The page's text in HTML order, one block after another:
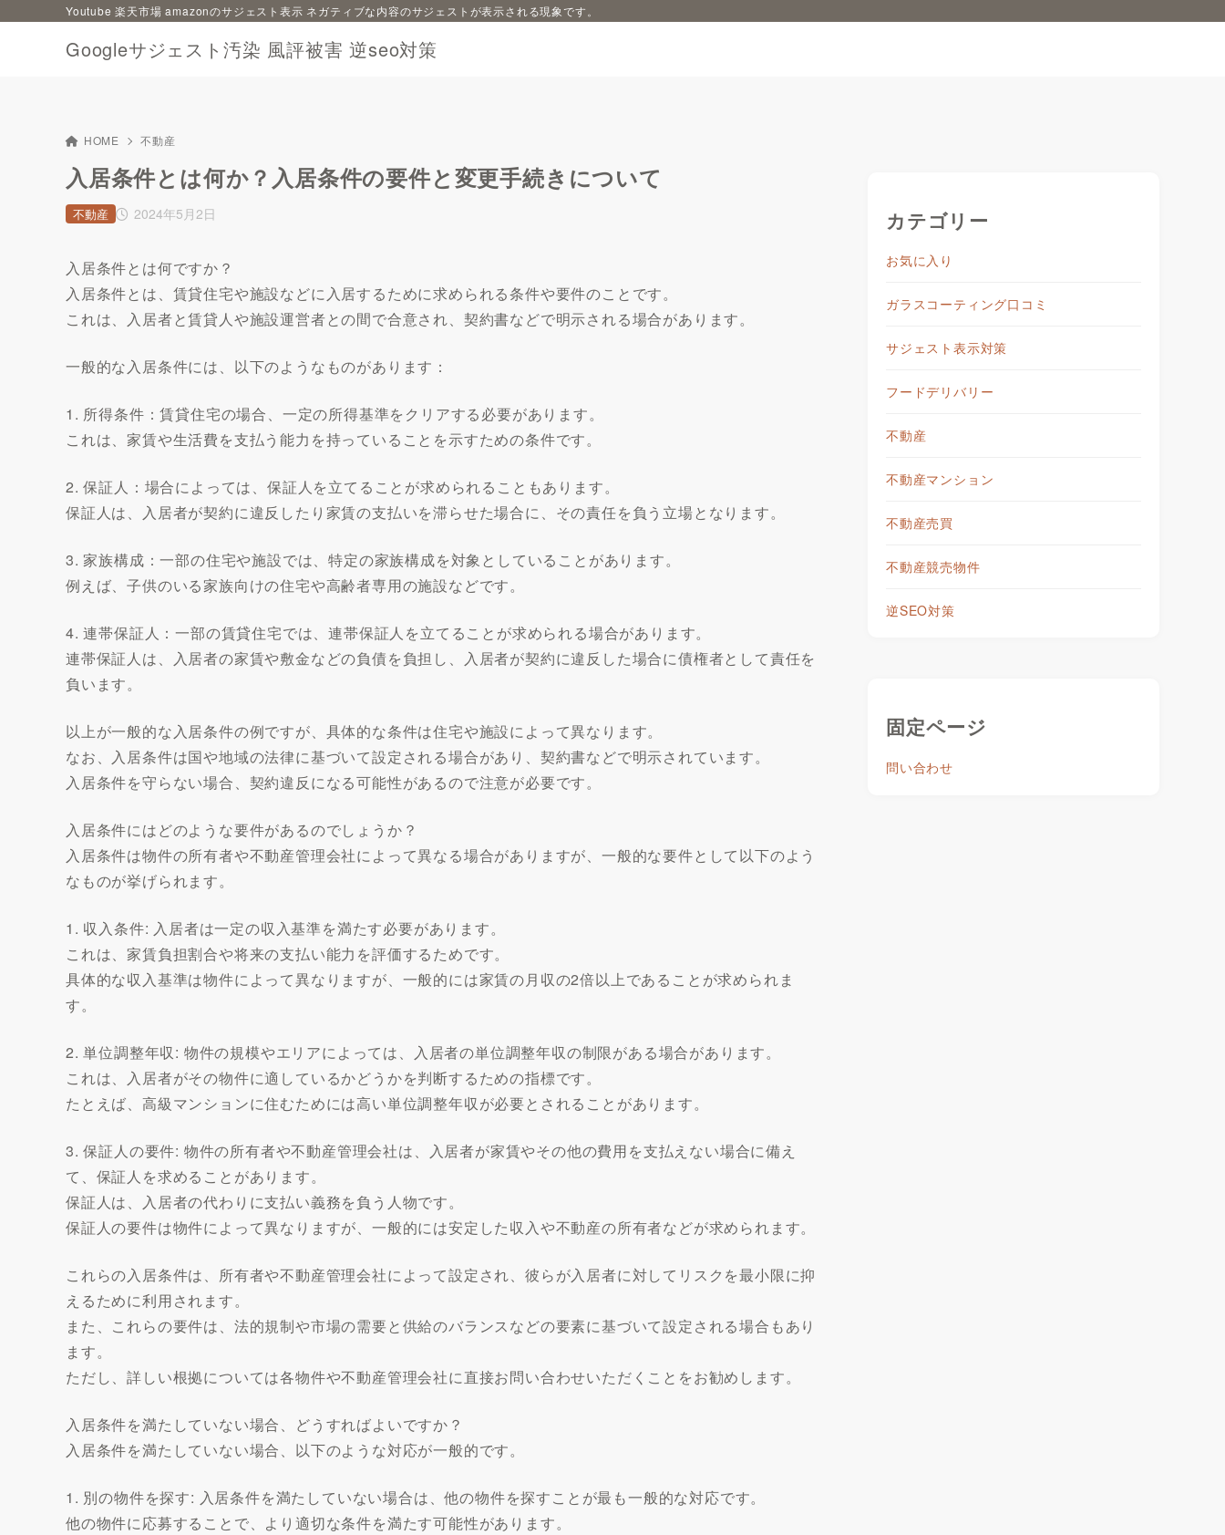
Googleサジェスト汚染 風評被害 逆seo対策
Youtube 楽天市場 amazonのサジェスト表示 ネガティブな内容のサジェストが表示される現象です。
HOME 不動産
入居条件とは何か？入居条件の要件と変更手続きについて
2024年5月2日
不動産
入居条件とは何ですか？
入居条件とは、賃貸住宅や施設などに入居するために求められる条件や要件のことです。
これは、入居者と賃貸人や施設運営者との間で合意され、契約書などで明示される場合があります。
一般的な入居条件には、以下のようなものがあります：
1. 所得条件：賃貸住宅の場合、一定の所得基準をクリアする必要があります。
これは、家賃や生活費を支払う能力を持っていることを示すための条件です。
2. 保証人：場合によっては、保証人を立てることが求められることもあります。
保証人は、入居者が契約に違反したり家賃の支払いを滞らせた場合に、その責任を負う立場となります。
3. 家族構成：一部の住宅や施設では、特定の家族構成を対象としていることがあります。
例えば、子供のいる家族向けの住宅や高齢者専用の施設などです。
4. 連帯保証人：一部の賃貸住宅では、連帯保証人を立てることが求められる場合があります。
連帯保証人は、入居者の家賃や敷金などの負債を負担し、入居者が契約に違反した場合に債権者として責任を
負います。
以上が一般的な入居条件の例ですが、具体的な条件は住宅や施設によって異なります。
なお、入居条件は国や地域の法律に基づいて設定される場合があり、契約書などで明示されています。
入居条件を守らない場合、契約違反になる可能性があるので注意が必要です。
入居条件にはどのような要件があるのでしょうか？
入居条件は物件の所有者や不動産管理会社によって異なる場合がありますが、一般的な要件として以下のよう
なものが挙げられます。
1. 収入条件: 入居者は一定の収入基準を満たす必要があります。
これは、家賃負担割合や将来の支払い能力を評価するためです。
具体的な収入基準は物件によって異なりますが、一般的には家賃の月収の2倍以上であることが求められま
す。
2. 単位調整年収: 物件の規模やエリアによっては、入居者の単位調整年収の制限がある場合があります。
これは、入居者がその物件に適しているかどうかを判断するための指標です。
たとえば、高級マンションに住むためには高い単位調整年収が必要とされることがあります。
3. 保証人の要件: 物件の所有者や不動産管理会社は、入居者が家賃やその他の費用を支払えない場合に備え
て、保証人を求めることがあります。
保証人は、入居者の代わりに支払い義務を負う人物です。
保証人の要件は物件によって異なりますが、一般的には安定した収入や不動産の所有者などが求められます。
これらの入居条件は、所有者や不動産管理会社によって設定され、彼らが入居者に対してリスクを最小限に抑
えるために利用されます。
また、これらの要件は、法的規制や市場の需要と供給のバランスなどの要素に基づいて設定される場合もあり
ます。
ただし、詳しい根拠については各物件や不動産管理会社に直接お問い合わせいただくことをお勧めします。
入居条件を満たしていない場合、どうすればよいですか？
入居条件を満たしていない場合、以下のような対応が一般的です。
1. 別の物件を探す: 入居条件を満たしていない場合は、他の物件を探すことが最も一般的な対応です。
他の物件に応募することで、より適切な条件を満たす可能性があります。
カテゴリー
お気に入り
ガラスコーティング口コミ
サジェスト表示対策
フードデリバリー
不動産
不動産マンション
不動産売買
不動産競売物件
逆SEO対策
固定ページ
問い合わせ